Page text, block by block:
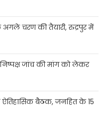
चरण की तैयारी, रुद्रपुर में
जांच की मांग को लेकर
ऐतिहासिक बैठक, जनहित के 15